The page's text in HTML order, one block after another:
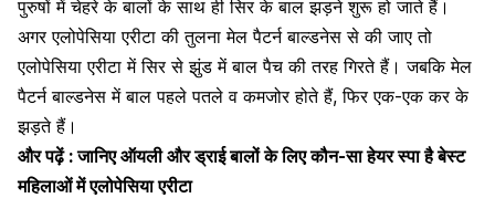
पुरुषों में चेहरे के बालों के साथ हीसिर के बाल झड़ने शुरू हो जाते हैं।
अगर एलोपेसिया एरीटा की तुलनामेल पैटर्न बाल्डनेस से की जाए तो
एलोपेसिया एरीटा में सिर से झुंड में बाल पैच की तरह गिरते हैं। जबकि मेल
पैटर्न बाल्डनेस में बाल पहले पतले व कमजोर होते हैं, फिर एक-एक कर के
झड़ते हैं।
और पढ़ें :जानिए ऑयली और ड्राई बालों के लिए कौन-सा हेयर स्पा है बेस्ट
महिलाओं में एलोपेसिया एरीटा